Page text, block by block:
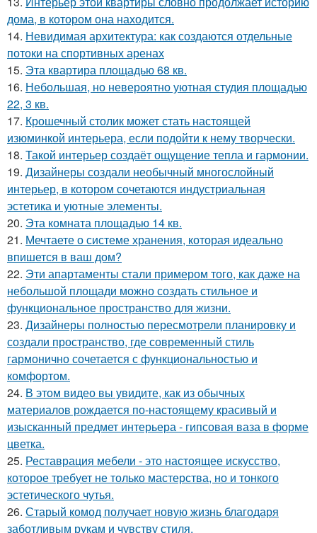
дома, в котором она находится.
14. Невидимая архитектура: как создаются отдельные
потоки на спортивных аренах
15. Эта квартира площадью 68 кв.
16. Небольшая, но невероятно уютная студия площадью
22, 3 кв.
17. Крошечный столик может стать настоящей
изюминкой интерьера, если подойти к нему творчески.
18. Такой интерьер создаёт ощущение тепла и гармонии.
19. Дизайнеры создали необычный многослойный
интерьер, в котором сочетаются индустриальная
эстетика и уютные элементы.
20. Эта комната площадью 14 кв.
21. Мечтаете о системе хранения, которая идеально
впишется в ваш дом?
22. Эти апартаменты стали примером того, как даже на
небольшой площади можно создать стильное и
функциональное пространство для жизни.
23. Дизайнеры полностью пересмотрели планировку и
создали пространство, где современный стиль
гармонично сочетается с функциональностью и
комфортом.
24. В этом видео вы увидите, как из обычных
материалов рождается по-настоящему красивый и
изысканный предмет интерьера - гипсовая ваза в форме
цветка.
25. Реставрация мебели - это настоящее искусство,
которое требует не только мастерства, но и тонкого
эстетического чутья.
26. Старый комод получает новую жизнь благодаря
заботливым рукам и чувству стиля.